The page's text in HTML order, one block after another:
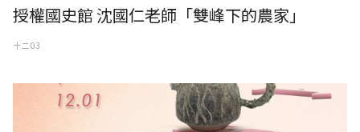
授權國史館 沈國仁老師「雙峰下的農家」
十二 03
回家-蔡美人陶藝個展